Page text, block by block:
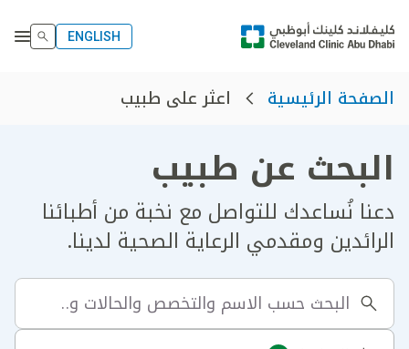
ENGLISH
الصفحة الرئيسية اعثر على طبيب
البحث عن طبيب
دعنا نُساعدك للتواصل مع نخبة من أطبائنا
الرائدين ومقدمي الرعاية الصحية لدينا.